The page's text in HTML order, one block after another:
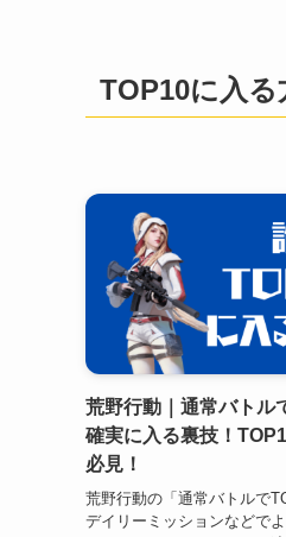
TOP10に入る
荒野行動｜通常バトル
確実に入る裏技！
必見！
荒野行動の「通常バトルで
デイリーミッションなどで